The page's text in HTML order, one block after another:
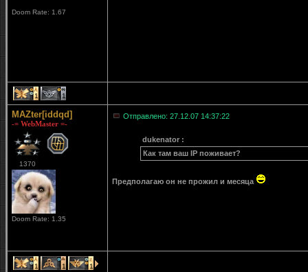
Doom Rate: 1.67
1 1
MAZter[iddqd]
-= WebMaster =-
1370
Doom Rate: 1.35
Отправлено: 27.12.07 14:37:22
dukenator :
Как там ваш IP поживает?
Предполагаю он не прожил и месяца
1 1 1